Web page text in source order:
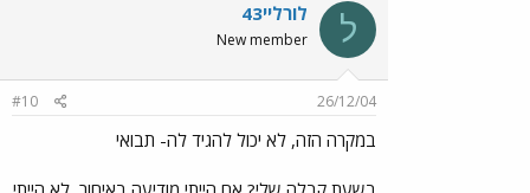
ל לורליי43
New member
26/12/04
#10
במקרה הזה, לא יכול להגיד לה- תבואי